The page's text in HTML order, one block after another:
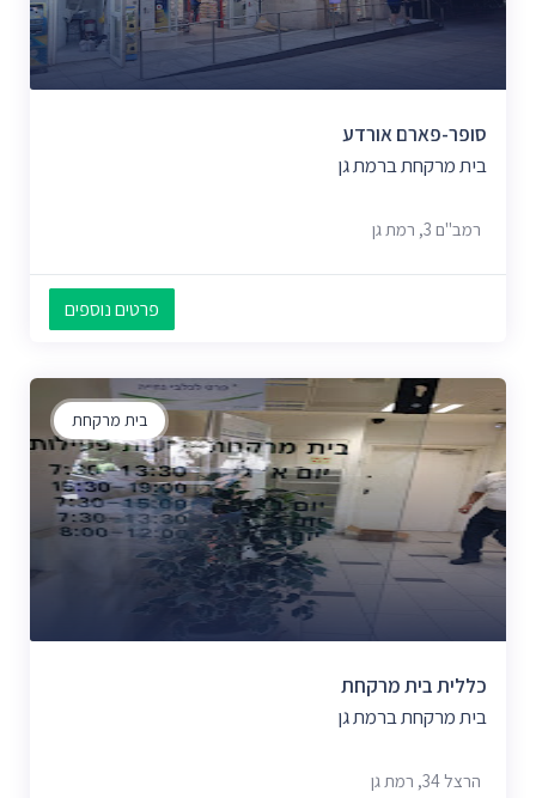
סופר-פארם אורדע
בית מרקחת ברמת גן
רמב"ם 3, רמת גן
פרטים נוספים
בית מרקחת
כללית בית מרקחת
בית מרקחת ברמת גן
הרצל 34, רמת גן